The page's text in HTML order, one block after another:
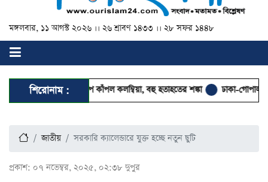
মঙ্গলবার, ১১ আগস্ট ২০২৬ ।। ২৬ শ্রাবণ ১৪৩৩ ।। ২৮ সফর ১৪৪৮
শিরোনাম :
শক্তিশালী ভূমিকম্পে কাঁপল কলম্বিয়া, বহু হতাহতের শঙ্কা ঢাকা-গোপালগঞ্জ রুটে
জাতীয় সরকারি ক্যালেন্ডারে যুক্ত হচ্ছে নতুন ছুটি
প্রকাশ: ০৭ নভেম্বর, ২০২৫, ০২:৩৮ দুপুর